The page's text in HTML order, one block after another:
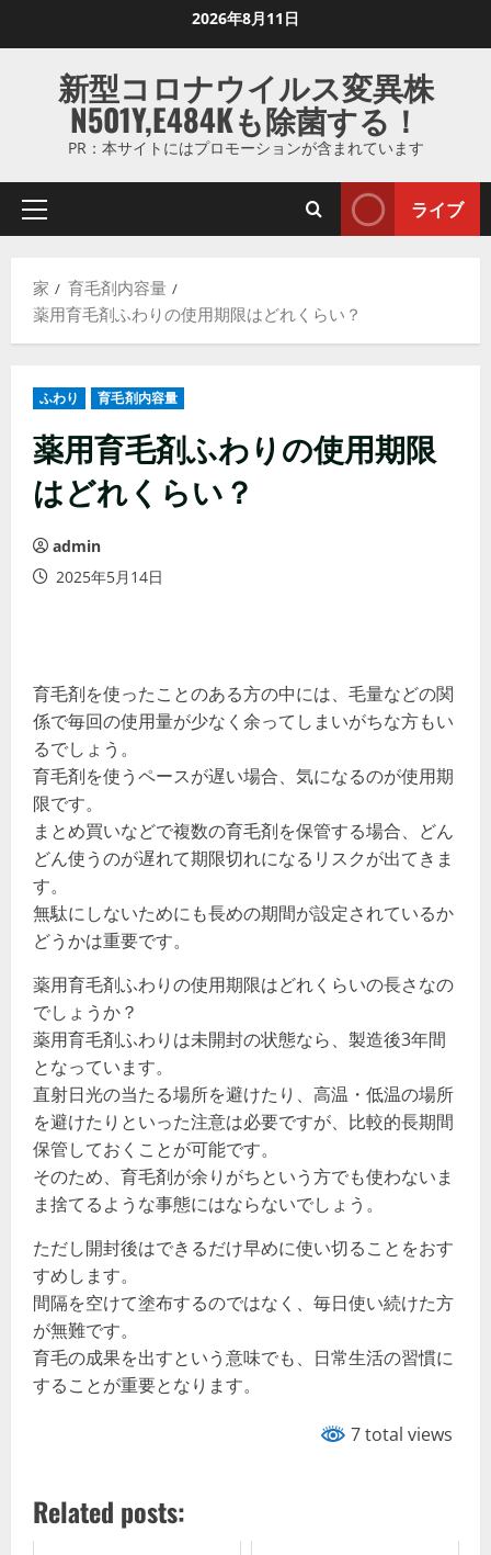
ス
ッ
す
2026年8月11日
新型コロナウイルス変異株
N501Y,E484Kも除菌する！
PR：本サイトにはプロモーションが含まれています
プ
マ
リ
ュ
ー
ライブ
家
育毛剤内容量
薬用育毛剤ふわりの使用期限はどれくらい？
ふわり 育毛剤内容量
薬用育毛剤ふわりの使用期限
はどれくらい？
admin
2025年5月14日
育毛剤を使ったことのある方の中には、毛量などの関
係で毎回の使用量が少なく余ってしまいがちな方もい
るでしょう。
育毛剤を使うペースが遅い場合、気になるのが使用期
限です。
まとめ買いなどで複数の育毛剤を保管する場合、どん
どん使うのが遅れて期限切れになるリスクが出てきま
す。
無駄にしないためにも長めの期間が設定されているか
どうかは重要です。
薬用育毛剤ふわりの使用期限はどれくらいの長さなの
でしょうか？
薬用育毛剤ふわりは未開封の状態なら、製造後3年間
となっています。
直射日光の当たる場所を避けたり、高温・低温の場所
を避けたりといった注意は必要ですが、比較的長期間
保管しておくことが可能です。
そのため、育毛剤が余りがちという方でも使わないま
ま捨てるような事態にはならないでしょう。
ただし開封後はできるだけ早めに使い切ることをおす
すめします。
間隔を空けて塗布するのではなく、毎日使い続けた方
が無難です。
育毛の成果を出すという意味でも、日常生活の習慣に
することが重要となります。
7 total views
Related posts: